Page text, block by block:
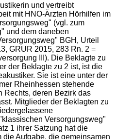
und vertreibt
mit HNO-Ärzten Hörhilfen im
(vgl. zum
und dem daneben
BGH, Urteil
GRUR 2015, 283 Rn. 2 =
III). Die Beklagte zu
der Beklagte zu 2 ist, ist die
Sie ist eine unter der
Rheinhessen stehende
Rechts, deren Bezirk das
Mitglieder der Beklagten zu
Versorgungsweg"
1 ihrer Satzung hat die
die Aufgabe, die gemeinsamen